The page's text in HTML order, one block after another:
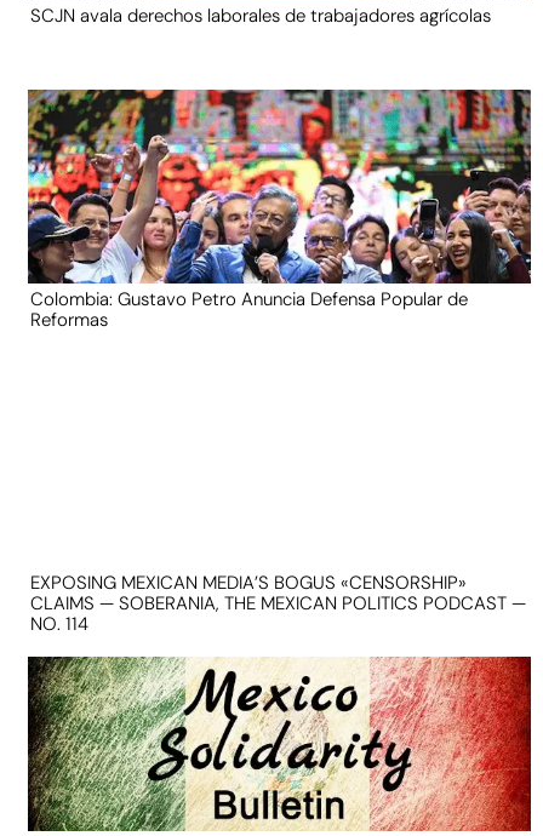
SCJN avala derechos laborales de trabajadores agrícolas
Colombia: Gustavo Petro Anuncia Defensa Popular de
Reformas
EXPOSING MEXICAN MEDIA’S BOGUS «CENSORSHIP»
CLAIMS — SOBERANIA, THE MEXICAN POLITICS PODCAST —
NO. 114